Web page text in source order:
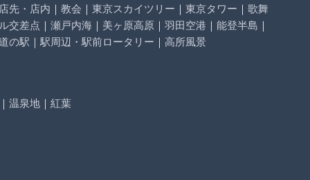
店先・店内 ｜ 教会 ｜ 東京スカイツリー ｜ 東京タワー ｜ 歌舞
交差点 ｜ 瀬戸内海 ｜ 美ヶ原高原 ｜ 羽田空港 ｜ 能登半島 ｜
の駅 ｜ 駅周辺・駅前ロータリー ｜ 高所風景
｜ 温泉地 ｜ 紅葉